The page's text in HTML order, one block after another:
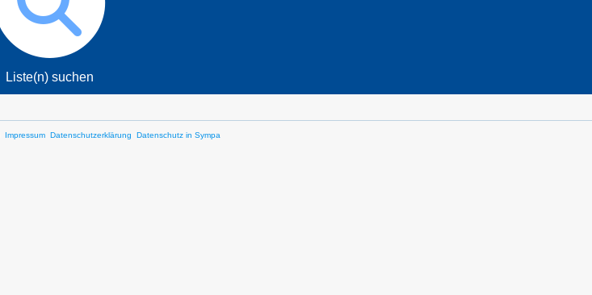
Liste(n) suchen
Impressum Datenschutzerklärung Datenschutz in Sympa